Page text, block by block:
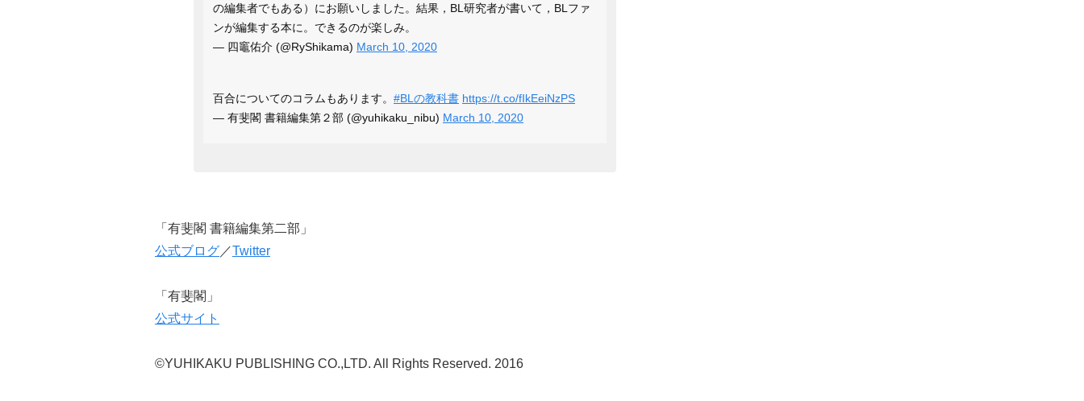
の編集者でもある）にお願いしました。結果，BL研究者が書いて，BLファ
ンが編集する本に。できるのが楽しみ。
— 四竈佑介 (@RyShikama) March 10, 2020
百合についてのコラムもあります。 #BLの教科書 https://t.co/fIkEeiNzPS
— 有斐閣 書籍編集第２部 (@yuhikaku_nibu) March 10, 2020
「有斐閣 書籍編集第二部」
公式ブログ ／Twitter
「有斐閣」
公式サイト
©YUHIKAKU PUBLISHING CO.,LTD. All Rights Reserved. 2016